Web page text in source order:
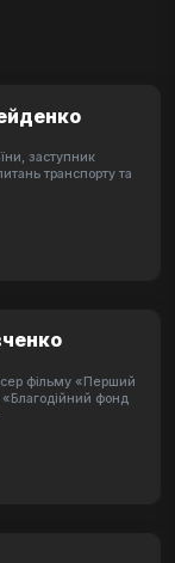
заступник
транспорту та
фільму «Перший
фонд